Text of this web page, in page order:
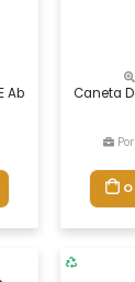
Abs Com Caneta